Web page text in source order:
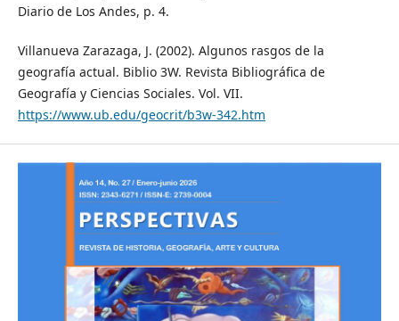
Diario de Los Andes, p. 4.
Villanueva Zarazaga, J. (2002). Algunos rasgos de la
geografía actual. Biblio 3W. Revista Bibliográfica de
Geografía y Ciencias Sociales. Vol. VII.
https://www.ub.edu/geocrit/b3w-342.htm